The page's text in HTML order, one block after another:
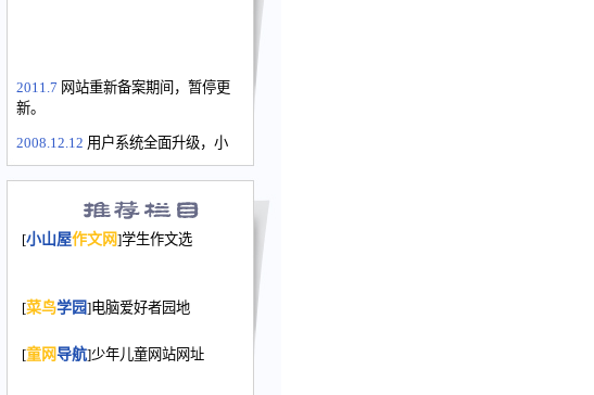
2011.7 网站重新备案期间，暂停更
新。
2008.12.12 用户系统全面升级，小
长会、家园网－个人空间，用户一
次注册全部通行。
2008.12.12家园网正式运行，域
年，2009版提前启用，小山屋全面
小山画廊均增加多个新栏目。。
[小山屋作文网]学生作文选
[菜鸟学园]电脑爱好者园地
[童网导航]少年儿童网站网址